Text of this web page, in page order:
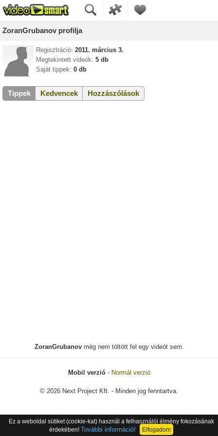
ZoranGrubanov profilja
Regisztráció: 2011. március 3.
Megtekintett videók: 5 db
Saját tippek: 0 db
Tippek Kedvencek Hozzászólások
ZoranGrubanovmég nem töltött fel egy videót sem.
Mobil verzió- Normál verzió
© 2026 Next Project Kft. - Minden jog fenntartva.
Ez a weboldal sütiket (cookie-kat) használ a felhasználói élmény fokozásának
érdekében! További információ! Elfogadom